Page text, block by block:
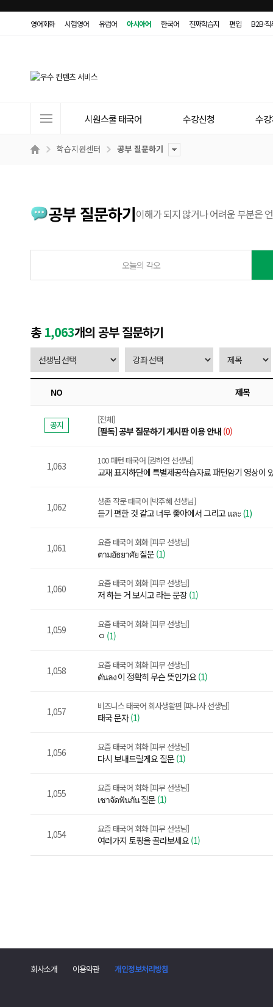
영어회화 시험영어 유럽어 아시아어 한국어 진짜학습지 편입 B2B·
트
시원스쿨 태국어 수강신청 수
학습지원센터 공부 질문하기
공부 질문하기이해가 되지 않거나 어려운 부분은
오늘의 각오
총 1,063개의 공부 질문하기
NO 제목
공지 [전체]
[필독] 공부 질문하기 게시판 이용 안내 (0)
1,063 100 패턴 태국어 [권하연 선생님]
교재 표지하단에 특별제공학습자료 패턴암기 영상이
1,062 생존 작문 태국어 [박주혜 선생님]
듣기 편한 것 같고 너무 좋아에서 그리고 และ(1)
1,061 요즘 태국어 회화 [피무 선생님]
ตามอัธยาศัย 질문 (1)
1,060 요즘 태국어 회화 [피무 선생님]
저 하는 거 보시고 라는 문장 (1)
1,059 요즘 태국어 회화 [피무 선생님]
ㅇ (1)
1,058 요즘 태국어 회화 [피무 선생님]
ดันลง 이 정확히 무슨 뜻인가요 (1)
1,057 비즈니스 태국어 회사생활편 [파나사 선생님]
태국 문자(1)
1,056 요즘 태국어 회화 [피무 선생님]
다시 보내드릴게요 질문 (1)
1,055 요즘 태국어 회화 [피무 선생님]
เชาจัดฟันกัน 질문 (1)
1,054 요즘 태국어 회화 [피무 선생님]
여러가지 토핑을 골라보세요 (1)
회사소개 이용약관 개인정보처리방침